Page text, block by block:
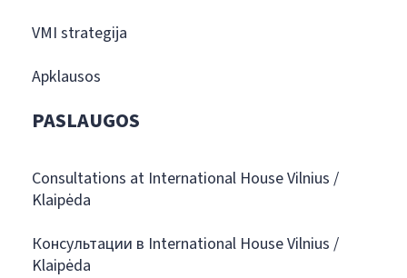
VMI strategija
Apklausos
PASLAUGOS
Consultations at International House Vilnius /
Klaipėda
Консультации в International House Vilnius /
Klaipėda